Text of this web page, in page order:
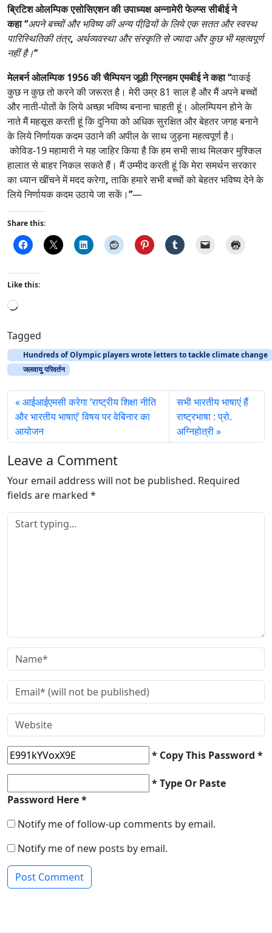
ब्रिटिश ओलम्पिक एसोसिएशन की उपाध्‍यक्ष अन्‍नामेरी फेल्‍प्‍स सीबीई ने
कहा‘‘अपने बच्‍चों और भविष्‍य की अन्‍य पीढि़यों के लिये एक सतत और स्‍वस्‍थ
पारिस्थितिकी तंत्र, अर्थव्‍यवस्‍था और संस्‍कृति से ज्‍यादा और कुछ भी महत्‍वपूर्ण
नहीं है।’’
मेलबर्न ओलम्पिक 1956 की चैम्पियन जूडी ग्रिनहम एमबीई ने कहा‘‘वाकई
कुछ न कुछ तो करने की जरूरत है। मेरी उम्र 81 साल है और मैं अपने बच्‍चों
और नाती-पोतों के लिये अच्‍छा भविष्‍य बनाना चाहती हूं। ओलम्पियन होने के
नाते मैं महसूस करती हूं कि दुनिया को अधिक सुरक्षित और बेहतर जगह बनाने
के लिये निर्णायक कदम उठाने की अपील के साथ जुड़ना महत्‍वपूर्ण है।
कोविड-19 महामारी ने यह जाहिर किया है कि हम सभी साथ मिलकर मुश्किल
हालात से बाहर निकल सकते हैं। मैं उम्‍मीद करती हूं कि मेरा समर्थन सरकार
का ध्‍यान खींचने में मदद करेगा,ताकि हमारे सभी बच्‍चों को बेहतर भविष्‍य देने के
लिये निर्णायक कदम उठाये जा सकें।’’—
Share this:
Like this:
L
a
d
i
n
g
…
Tagged
Hundreds of Olympic players wrote letters to tackle climate change
जलवायु परिवर्तन
आईआईएमसी करेगा ‘राष्ट्रीय शिक्षा नीति
और भारतीय भाषाएं’ विषय पर वेबिनार का
आयोजन
सभी भारतीय भाषाएं हैं
राष्ट्रभाषा : प्रो.
अग्निहोत्री
Leave a Comment
Your email address will not be published. Required
fields are marked *
* Copy This Password *
* Type Or Paste
Password Here *
Notify me of follow-up comments by email.
Notify me of new posts by email.